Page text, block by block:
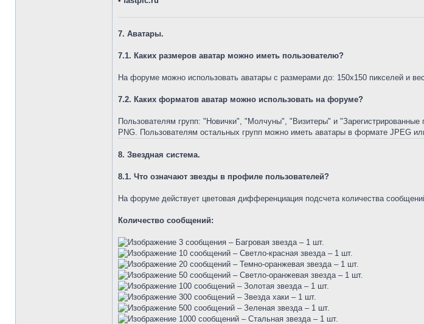
7. Аватары.
7.1. Каких размеров аватар можно иметь пользователю?
На форуме можно использовать аватары с размерами до: 150х150 пикселей и
7.2. Каких форматов аватар можно использовать на форуме?
Пользователям групп: "Новички", "Молчуны", "Визитеры" и
PNG. Пользователям остальных групп можно иметь аватары в формате JPEG
8. Звездная система.
8.1. Что означают звезды в профиле пользователей?
На форуме действует цветовая дифференциация подсчета количества
Количество сообщений:
3 сообщения – Багровая звезда – 1 шт.
10 сообщений – Светло-красная звезда – 1 шт.
20 сообщений – Темно-оранжевая звезда – 1 шт.
50 сообщений – Светло-оранжевая звезда – 1 шт.
100 сообщений – Золотая звезда – 1 шт.
300 сообщений – Звезда хаки – 1 шт.
500 сообщений – Зеленая звезда – 1 шт.
1000 сообщений – Стальная звезда – 1 шт.